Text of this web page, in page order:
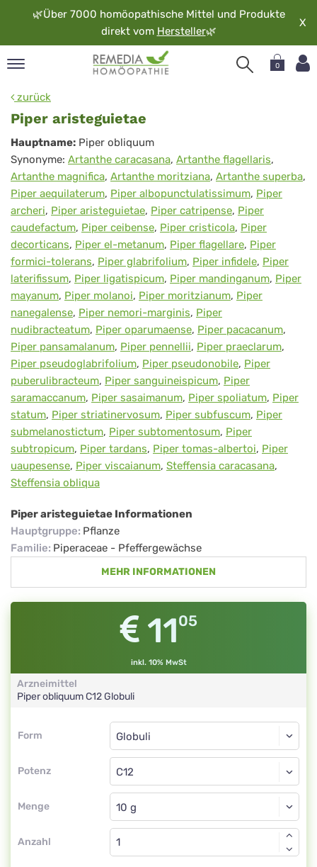
🌿Über 7000 homöopathische Mittel und Produkte
direkt vom Hersteller🌿
X
0
zurück
Piper aristeguietae
Piper
aristeguietae
Hauptname: Piper obliquum
Synonyme: Artanthe caracasana, Artanthe flagellaris,
Artanthe magnifica, Artanthe moritziana, Artanthe superba,
Piper aequilaterum, Piper albopunctulatissimum, Piper
archeri, Piper aristeguietae, Piper catripense, Piper
caudefactum, Piper ceibense, Piper cristicola, Piper
decorticans, Piper el-metanum, Piper flagellare, Piper
formici-tolerans, Piper glabrifolium, Piper infidele, Piper
laterifissum, Piper ligatispicum, Piper mandinganum, Piper
mayanum, Piper molanoi, Piper moritzianum, Piper
nanegalense, Piper nemori-marginis, Piper
nudibracteatum, Piper oparumaense, Piper pacacanum,
Piper pansamalanum, Piper pennellii, Piper praeclarum,
Piper pseudoglabrifolium, Piper pseudonobile, Piper
puberulibracteum, Piper sanguineispicum, Piper
saramaccanum, Piper sasaimanum, Piper spoliatum, Piper
statum, Piper striatinervosum, Piper subfuscum, Piper
submelanostictum, Piper subtomentosum, Piper
subtropicum, Piper tardans, Piper tomas-albertoi, Piper
uaupesense, Piper viscaianum, Steffensia caracasana,
Steffensia obliqua
Piper aristeguietae Informationen
Hauptgruppe: Pflanze
Familie: Piperaceae - Pfeffergewächse
MEHR INFORMATIONEN
1105
inkl. 10% MwSt
Arzneimittel
Piper obliquumC12Globuli
Form
Form
Potenz
Globuli
C12
Menge
Globuli
Anzahl